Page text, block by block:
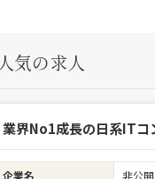
人気の求人
業界No1成長の日系ITコ
企業名 非公開